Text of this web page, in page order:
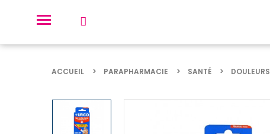
ACCUEIL PARAPHARMACIE SANTÉ DOULEURS